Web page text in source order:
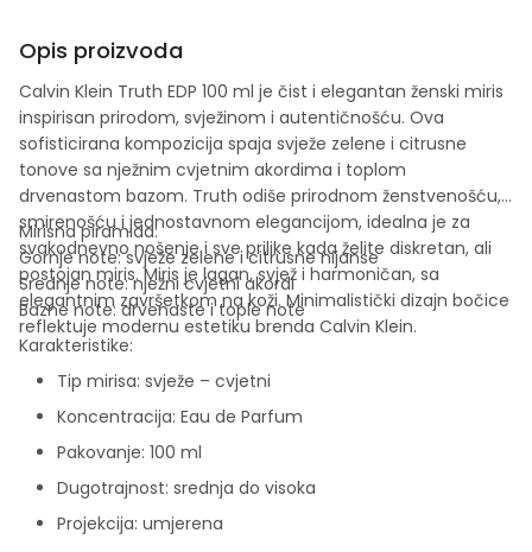
Opis proizvoda
Calvin Klein Truth EDP 100 ml je čist i elegantan ženski miris
inspirisan prirodom, svježinom i autentičnošću. Ova
sofisticirana kompozicija spaja svježe zelene i citrusne
tonove sa nježnim cvjetnim akordima i toplom
drvenastom bazom. Truth odiše prirodnom ženstvenošću,
smirenošću i jednostavnom elegancijom, idealna je za
svakodnevno nošenje i sve prilike kada želite diskretan, ali
postojan miris. Miris je lagan, svjež i harmoničan, sa
elegantnim završetkom na koži. Minimalistički dizajn bočice
reflektuje modernu estetiku brenda Calvin Klein.
Mirisna piramida:
Gornje note: svježe zelene i citrusne nijanse
Srednje note: nježni cvjetni akordi
Bazne note: drvenaste i tople note
Karakteristike:
Tip mirisa: svježe – cvjetni
Koncentracija: Eau de Parfum
Pakovanje: 100 ml
Dugotrajnost: srednja do visoka
Projekcija: umjerena